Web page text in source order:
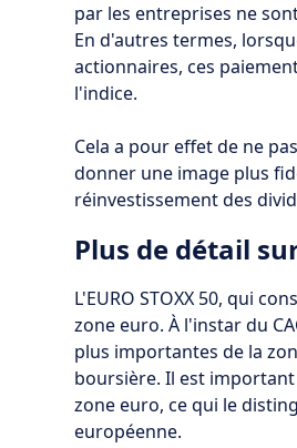
par les entreprises ne
En d'autres termes,
actionnaires, ces
l'indice.
Cela a pour effet de ne
donner une image plus
réinvestissement des
Plus de détail
L'EURO STOXX 50, qui
zone euro. À l'instar du
plus importantes de la
boursière. Il est
zone euro, ce qui le
européenne.